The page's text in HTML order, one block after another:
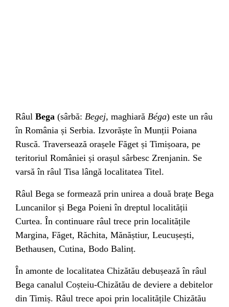
Râul Bega (sârbă: Begej, maghiară Béga) este un râu
în România și Serbia. Izvorăște în Munții Poiana
Ruscă. Traversează orașele Făget și Timișoara, pe
teritoriul României și orașul sârbesc Zrenjanin. Se
varsă în râul Tisa lângă localitatea Titel.
Râul Bega se formează prin unirea a două brațe Bega
Luncanilor și Bega Poieni în dreptul localității
Curtea. În continuare râul trece prin localitățile
Margina, Făget, Răchita, Mănăștiur, Leucușești,
Bethausen, Cutina, Bodo Balinț.
În amonte de localitatea Chizătău debușează în râul
Bega canalul Coșteiu-Chizătău de deviere a debitelor
din Timiș. Râul trece apoi prin localitățile Chizătău